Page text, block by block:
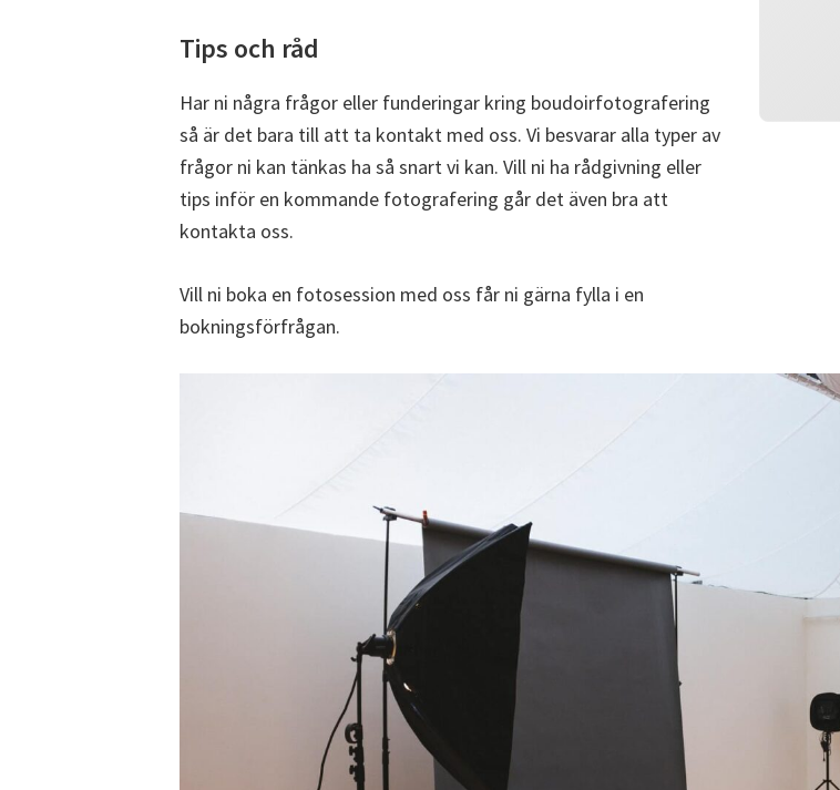
Tips och råd
Har ni några frågor eller funderingar kring boudoirfotografering
så är det bara till att ta kontakt med oss. Vi besvarar alla typer av
frågor ni kan tänkas ha så snart vi kan. Vill ni ha rådgivning eller
tips inför en kommande fotografering går det även bra att
kontakta oss.
Vill ni boka en fotosession med oss får ni gärna fylla i en
bokningsförfrågan.